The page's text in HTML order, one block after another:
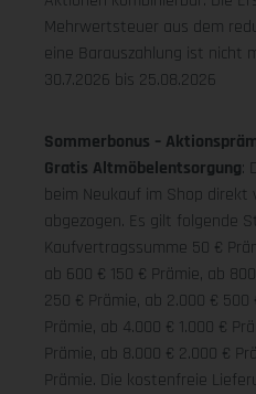
Mehrwertsteuer aus dem
eine Barauszahlung ist nicht
30.7.2026 bis 25.08.2026
Sommerbonus –
Gratis Altmöbelentsorgung:
beim Neukauf im Shop
abgezogen. Es gilt folgende
Kaufvertragssumme 50 €
ab 600 € 150 € Prämie, ab
250 € Prämie, ab 2.000 €
Prämie, ab 4.000 € 1.000 €
Prämie, ab 8.000 € 2.000 €
Prämie. Die kostenfreie